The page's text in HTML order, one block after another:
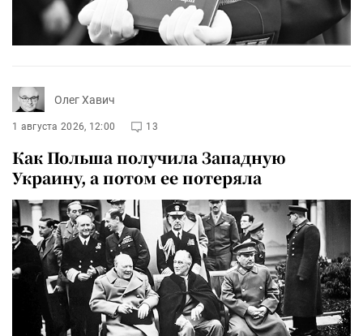
Олег Хавич
1 августа 2026, 12:00 13
Как Польша получила Западную
Украину, а потом ее потеряла